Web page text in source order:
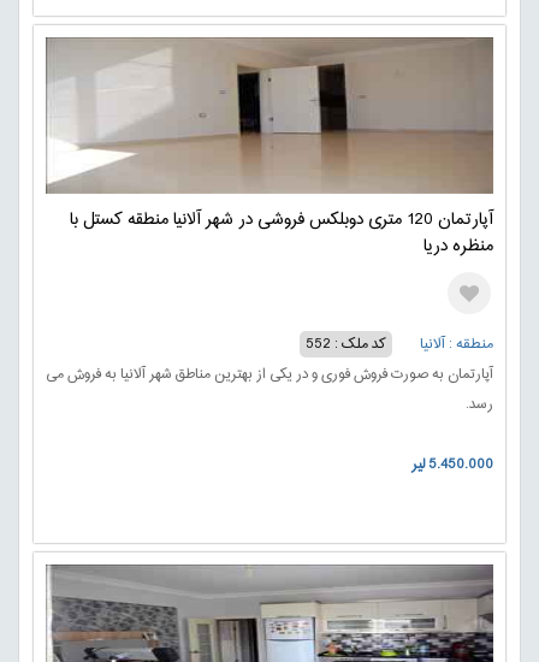
آپارتمان 120 متری دوبلکس فروشی در شهر آلانیا منطقه کستل با
منظره دریا
منطقه : آلانیا
کد ملک : 552
آپارتمان به صورت فروش فوری و در یکی از بهترین مناطق شهر آلانیا به فروش می
رسد.
5.450.000 لیر